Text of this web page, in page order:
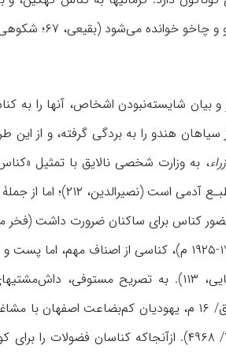
می‌شود (بقیعی، ۶۷؛ شکوهی، ۸۲).
از سیاهان هندو را به بردگی گرفته،
خسیسه» ذکر شده،
کناس برای ساکنان ضرورت داشت (فخر مدبر،
در دورۀ قاجار (۱۲۱۰-۱۳۴۴ ق/ ۱۷۹۵-۱۹۲۵ م)،
۸۲؛ هدایت، ۳۰۸، ۴۷۶؛ علی‌بابایی، ۱۱۳).
این کار اشتغال داشتند (سالور، ۷/ ۴۹۶۸).